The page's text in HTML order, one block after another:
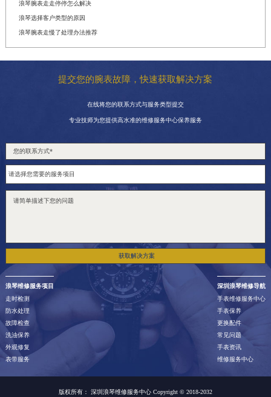
浪琴腕表走走停停怎么解决
浪琴选择客户类型的原因
浪琴腕表走慢了处理办法推荐
提交您的腕表故障，快速获取解决方案
在线将您的联系方式与服务类型提交
专业技师为您提供高水准的维修服务中心保养服务
获取解决方案
浪琴维修服务项目
走时检测
防水处理
故障检查
洗油保养
外观修复
表带服务
深圳浪琴维修导航
手表维修服务中心
手表保养
更换配件
常见问题
手表资讯
维修服务中心
版权所有： 深圳浪琴维修服务中心 Copyright © 2018-2032